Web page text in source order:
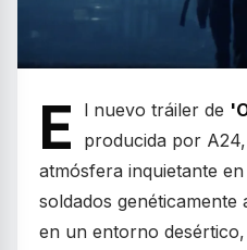
E l nuevo tráiler de
producida por
atmósfera inquietante
soldados genéticamente
en un entorno